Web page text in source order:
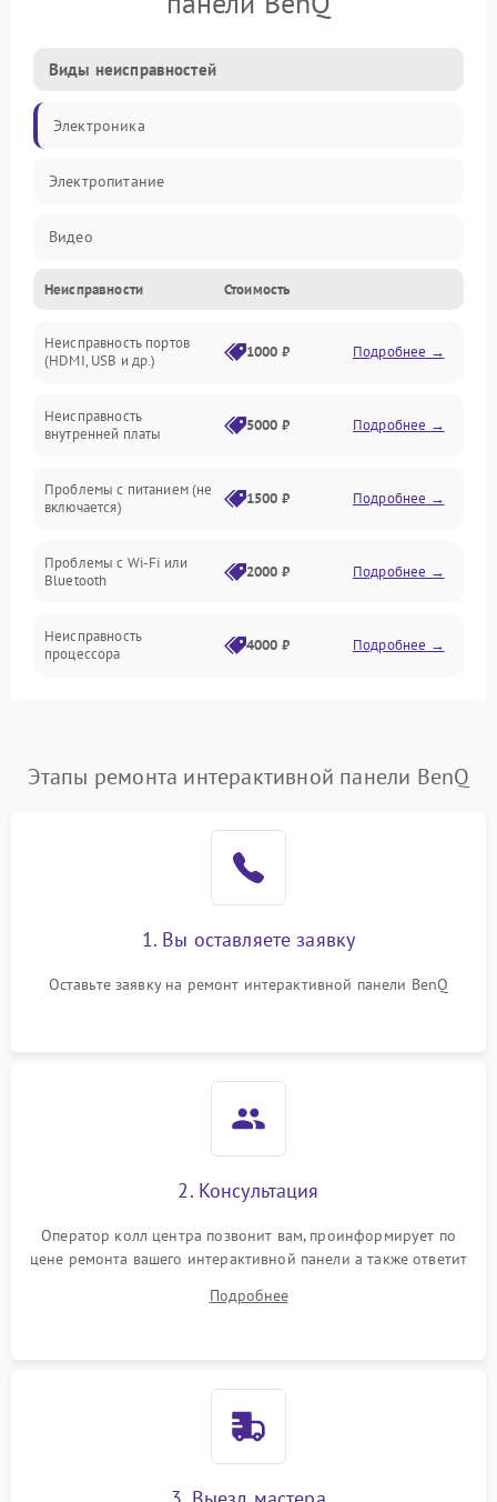
Виды неисправностей
Электроника
Электропитание
Видео
Сенсор
Сенсорный экран
Экран
Аудиосистема
Неисправности Стоимость
Неисправность портов
(HDMI, USB и др.)
1000 ₽ Подробнее →
Неисправность
внутренней платы
5000 ₽ Подробнее →
Проблемы с питанием (не
включается)
1500 ₽ Подробнее →
Проблемы с Wi-Fi или
Bluetooth
2000 ₽ Подробнее →
Неисправность
процессора
4000 ₽ Подробнее →
Неисправность кнопок
Повреждение разъемов
1000 ₽ Подробнее →
Этапы ремонта интерактивной панели BenQ
1. Вы оставляете заявку
Оставьте заявку на ремонт интерактивной панели BenQ
2. Консультация
Оператор колл центра позвонит вам, проинформирует по
цене ремонта вашего интерактивной панели а также ответит
Подробнее